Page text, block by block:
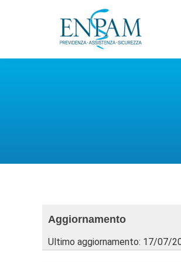
Aggiornamento
Ultimo aggiornamento: 17/07/